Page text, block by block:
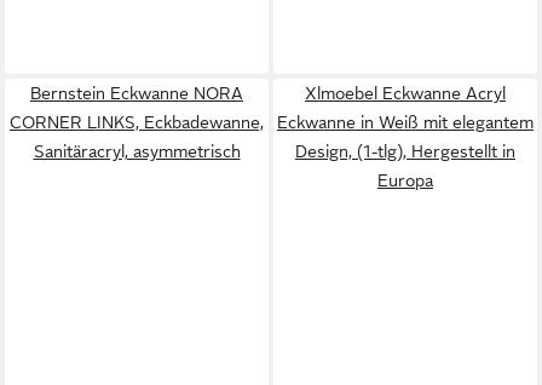
Bernstein Eckwanne NORA
CORNER LINKS, Eckbadewanne,
Sanitäracryl, asymmetrisch
Xlmoebel Eckwanne Acryl
Eckwanne in Weiß mit elegantem
Design, (1-tlg), Hergestellt in
Europa